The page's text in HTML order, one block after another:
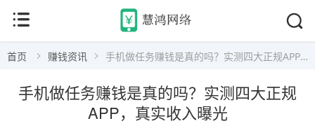
首页 赚钱资讯 手机做任务赚钱是真的吗？实测四大正规APP，真实收入曝光
手机做任务赚钱是真的吗？实测四大正规
APP，真实收入曝光